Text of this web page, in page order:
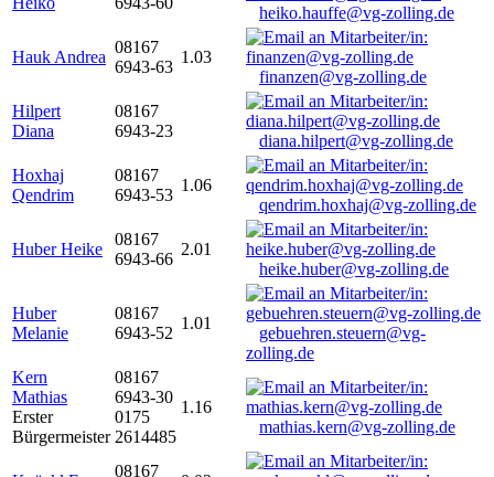
heiko.hauffe@vg-zolling.de
Hauk Andrea
08167
6943-63
1.03
finanzen@vg-zolling.de
Hilpert
Diana
08167
6943-23
diana.hilpert@vg-zolling.de
Hoxhaj
Qendrim
08167
6943-53
1.06
qendrim.hoxhaj@vg-zolling.de
Huber Heike
08167
6943-66
2.01
heike.huber@vg-zolling.de
Huber
Melanie
08167
6943-52
1.01
gebuehren.steuern@vg-
zolling.de
Kern
Mathias
Erster
Bürgermeister
08167
6943-30
0175
2614485
1.16
mathias.kern@vg-zolling.de
08167